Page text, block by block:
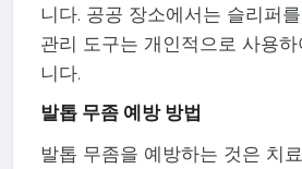
니다. 공공 장소에서는 슬리퍼
관리 도구는 개인적으로 사용
니다.
발톱 무좀 예방 방법
발톱 무좀을 예방하는 것은 치